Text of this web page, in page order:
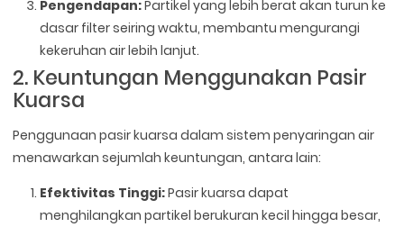
Pengendapan:Partikel yang lebih berat akan turun ke
dasar filter seiring waktu, membantu mengurangi
kekeruhan air lebih lanjut.
2. Keuntungan Menggunakan Pasir
Kuarsa
Penggunaan pasir kuarsa dalam sistem penyaringan air
menawarkan sejumlah keuntungan, antara lain:
Efektivitas Tinggi:Pasir kuarsa dapat
menghilangkan partikel berukuran kecil hingga besar,